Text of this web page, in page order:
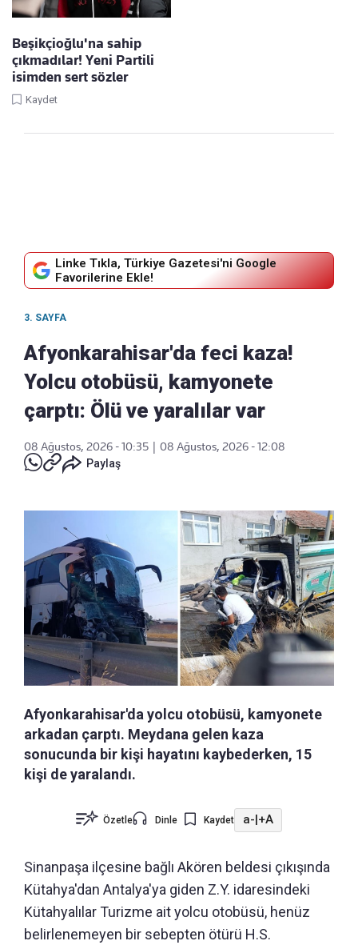
Beşikçioğlu'na sahip
çıkmadılar! Yeni Partili
isimden sert sözler
Kaydet
Linke Tıkla, Türkiye Gazetesi'ni Google
Favorilerine Ekle!
3. SAYFA
Afyonkarahisar'da feci kaza!
Yolcu otobüsü, kamyonete
çarptı: Ölü ve yaralılar var
08 Ağustos, 2026 - 10:35
08 Ağustos, 2026 - 12:08
Paylaş
Afyonkarahisar'da yolcu otobüsü, kamyonete
arkadan çarptı. Meydana gelen kaza
sonucunda bir kişi hayatını kaybederken, 15
kişi de yaralandı.
Özetle Dinle Kaydet a-|+A
Sinanpaşa ilçesine bağlı Akören beldesi çıkışında
Kütahya'dan Antalya'ya giden Z.Y. idaresindeki
Kütahyalılar Turizme ait yolcu otobüsü, henüz
belirlenemeyen bir sebepten ötürü H.S.